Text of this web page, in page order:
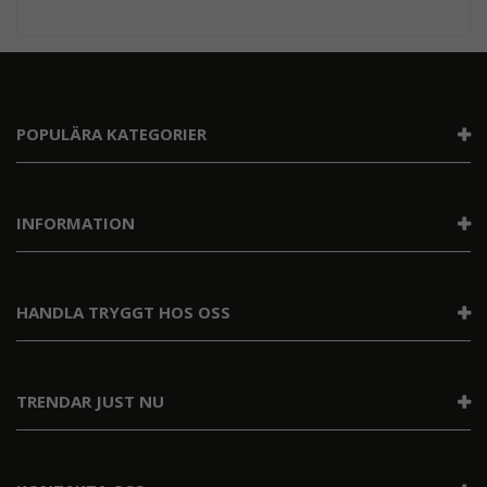
POPULÄRA KATEGORIER
INFORMATION
TRENDAR JUST NU
HANDLA TRYGGT HOS OSS